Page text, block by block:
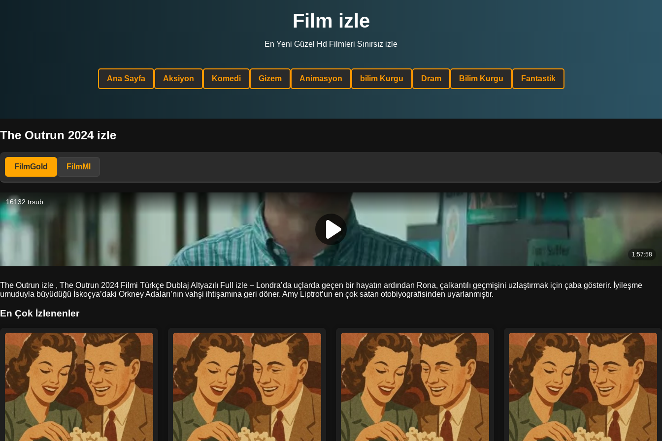
Film izle
En Yeni Güzel Hd Filmleri Sınırsız izle
Ana Sayfa Aksiyon Komedi Gizem Animasyon bilim Kurgu Dram Bilim Kurgu Fantastik
The Outrun 2024 izle
FilmGold FilmMl
The Outrun izle , The Outrun 2024 Filmi Türkçe Dublaj Altyazılı Full izle – Londra’da uçlarda geçen bir hayatın ardından Rona, çalkantılı geçmişini uzlaştırmak için çaba gösterir. İyileşme
umuduyla büyüdüğü İskoçya’daki Orkney Adaları’nın vahşi ihtişamına geri döner. Amy Liptrot’un en çok satan otobiyografisinden uyarlanmıştır.
En Çok İzlenenler